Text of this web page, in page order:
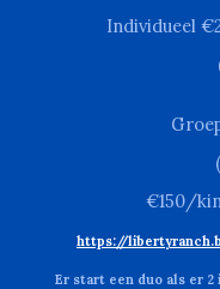
Individueel
€150/
https://
Er start een duo als er